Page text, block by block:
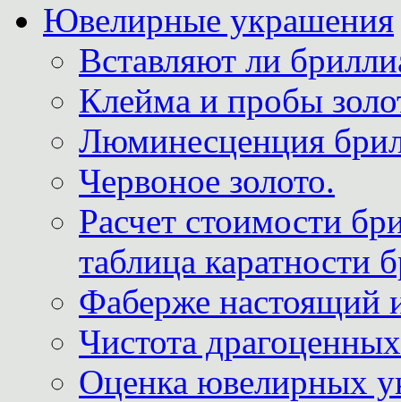
Ювелирные украшения
Вставляют ли
Клейма и пробы
Люминесценция
Червоное золото.
Расчет стоимости
таблица каратности
Фаберже настоящий
Чистота
Оценка ювелирных